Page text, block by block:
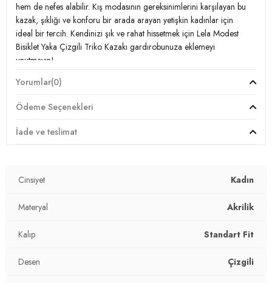
hem de nefes alabilir. Kış modasının gereksinimlerini karşılayan bu
kazak, şıklığı ve konforu bir arada arayan yetişkin kadınlar için
ideal bir tercih. Kendinizi şık ve rahat hissetmek için Lela Modest
Bisiklet Yaka Çizgili Triko Kazakı gardırobunuza eklemeyi
unutmayın!
Model:
Giyim Tarzı: Günlük/Casual
Mevsim:
Materyal:
Yaka Tipi:
Kol Tipi:
Yorumlar(0)
Ödeme Seçenekleri
İade ve teslimat
Cinsiyet Kadın
Materyal Akrilik
Kalıp Standart Fit
Desen Çizgili